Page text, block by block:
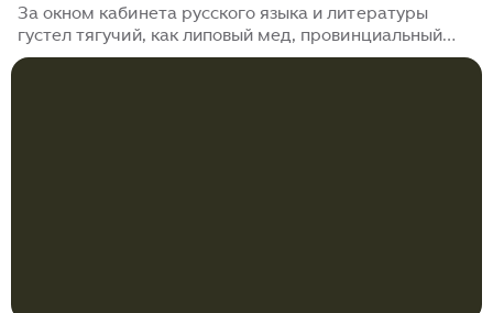
За окном кабинета русского языка и литературы
густел тягучий, как липовый мед, провинциальный
вечер. Закат, окрашенный в тона раздавленной